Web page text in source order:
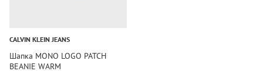
CALVIN KLEIN JEANS
Шапка MONO LOGO PATCH
BEANIE WARM